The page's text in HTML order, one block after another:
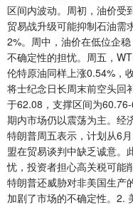
区间内波动。周初，油价受
贸易战升级可能抑制石油需
2%。周中，油价在低位企
不确定性的担忧。周五，
伦特原油同样上涨0.54%，
将士纪念日长周末前空头回
于62.08，支撑区间为
期内市场仍以震荡为主。经
特朗普周五表示，计划从6
盟在贸易谈判中缺乏诚意。
忧，投资者担心高关税可能
特朗普还威胁对非美国生产
加剧了市场的不确定性。2.